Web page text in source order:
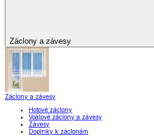
Záclony a závesy
Záclony a závesy
Hotové záclony
Voálové záclony a závesy
Závesy
Doplnky k záclonám